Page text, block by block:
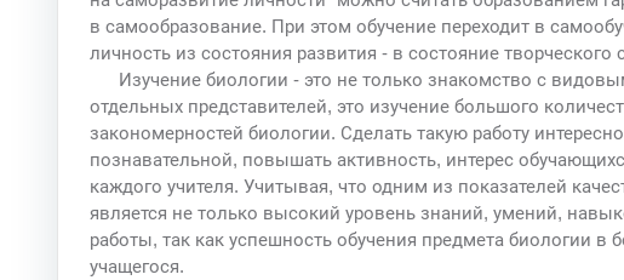
в самообразование. При этом обучение переходит в
личность из состояния развития - в состояние
Изучение биологии - это не только знакомство с
отдельных представителей, это изучение большого
закономерностей биологии. Сделать такую работу
познавательной, повышать активность, интерес
каждого учителя. Учитывая, что одним из показателей
является не только высокий уровень знаний, умений,
работы, так как успешность обучения предмета биологии в
учащегося.